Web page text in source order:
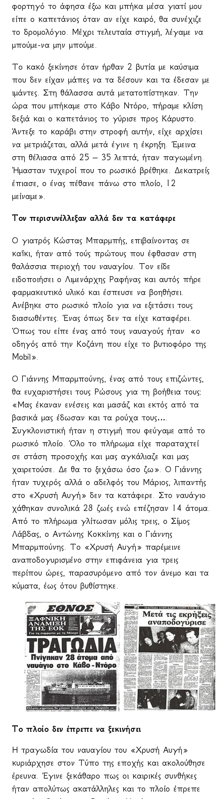
φορτηγό το άφησα έξω και μπήκα μέσα γιατί μου
είπε ο καπετάνιος όταν αν είχε καιρό, θα συνέχιζε
το δρομολόγιο. Μέχρι τελευταία στιγμή, λέγαμε να
μπούμε-να μην μπούμε.
Το κακό ξεκίνησε όταν ήρθαν 2 βυτία με καύσιμα
που δεν είχαν μάπες να τα δέσουν και τα έδεσαν με
ιμάντες. Στη θάλασσα αυτά μετατοπίστηκαν. Την
ώρα που μπήκαμε στο Κάβο Ντόρο, πήραμε κλίση
δεξιά και ο καπετάνιος το γύρισε προς Κάρυστο.
Άντεξε το καράβι στην στροφή αυτήν, είχε αρχίσει
να μετριάζεται, αλλά μετά έγινε η έκρηξη. Έμεινα
στη θέλιασα από 25 – 35 λεπτά, ήταν παγωμένη.
Ήμασταν τυχεροί που το ρωσικό βρέθηκε. Δεκατρείς
έπιασε, ο ένας πέθανε πάνω στο πλοίο, 12
μείναμε».
Τον περισυνέλλεξαν αλλά δεν τα κατάφερε
Ο γιατρός Κώστας Μπαρμπής, επιβαίνοντας σε
καΐκι, ήταν από τούς πρώτους που έφθασαν στη
θαλάσσια περιοχή του ναυαγίου. Τον είδε
ειδοποιήσει ο Λιμενάρχης Ραφήνας και αυτός πήρε
φαρμακευτικό υλικό και έσπευσε να βοηθήσει.
Ανέβηκε στο ρωσικό πλοίο για να εξετάσει τους
διασωθέντες. Ένας όπως δεν τα είχε καταφέρει.
Όπως του είπε ένας από τους ναυαγούς ήταν
«ο
οδηγός από την Κοζάνη που είχε το βυτιοφόρο της
Mobil».
Ο Γιάννης Μπαρμπούνης, ένας από τους επιζώντες,
θα ευχαριστήσει τους Ρώσους για τη βοήθεια τους:
«Μας έκαναν ενέσεις και μασάζ και εκτός από τα
βασικά μας έδωσαν και τα ρούχα τους….
Συγκλονιστική ήταν η στιγμή που φεύγαμε από το
ρωσικό πλοίο. Όλο το πλήρωμα είχε παραταχτεί
σε στάση προσοχής και μας αγκάλιαζε και μας
χαιρετούσε. Δε θα το ξεχάσω όσο ζω». Ο Γιάννης
ήταν τυχερός αλλά ο αδελφός του Μάριος, λιπαντής
στο «Χρυσή Αυγή» δεν τα κατάφερε. Στο ναυάγιο
χάθηκαν συνολικά 28 ζωές ενώ επέζησαν 14 άτομα.
Από το πλήρωμα γλίτωσαν μόλις τρεις, ο Σίμος
Λάβδας, ο Αντώνης Κοκκίνης και ο Γιάννης
Μπαρμπούνης. Το «Χρυσή Αυγή» παρέμεινε
αναποδογυρισμένο στην επιφάνεια για τρεις
περίπου ώρες, παρασυρόμενο από τον άνεμο και τα
κύματα, έως ότου βυθίστηκε.
Το πλοίο δεν έπρεπε να ξεκινήσει
Η τραγωδία του ναυαγίου του «Χρυσή Αυγή»
κυριάρχησε στον Τύπο της εποχής και ακολούθησε
έρευνα. Έγινε ξεκάθαρο πως οι καιρικές συνθήκες
ήταν απολύτως ακατάλληλες και το πλοίο έπρεπε